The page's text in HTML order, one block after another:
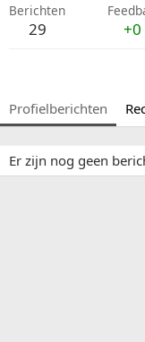
Berichten
29 +0
Profielberichten
Er zijn nog geen